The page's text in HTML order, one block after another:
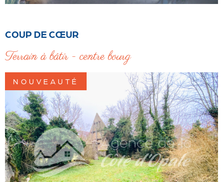
COUP DE CŒUR
terrain à bâtir - centre bourg
NOUVEAUTÉ